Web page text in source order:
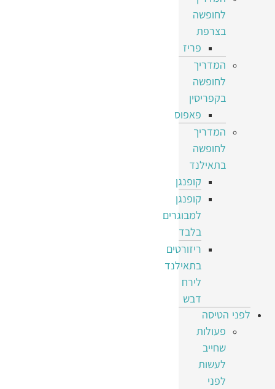
לחופשה
בצרפת
פריז
המדריך
לחופשה
בקפריסין
פאפוס
המדריך
לחופשה
בתאילנד
קופנגן
קופנגן
למבוגרים
בלבד
ריזורטים
בתאילנד
לירח
דבש
לפני הטיסה
פעולות
שחייב
לעשות
לפני